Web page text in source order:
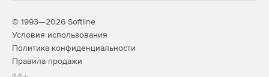
© 1993—2026 Softline
Условия использования
Политика конфиденциальности
Правила продажи